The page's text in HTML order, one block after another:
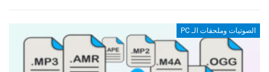
الصوتيات وملحقات الـ PC